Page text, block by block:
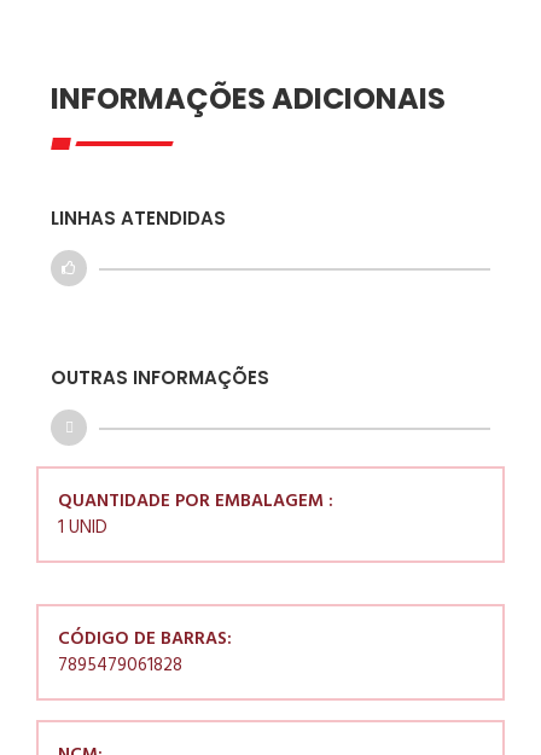
INFORMAÇÕES ADICIONAIS
LINHAS ATENDIDAS
OUTRAS INFORMAÇÕES
QUANTIDADE POR EMBALAGEM :
1 UNID
CÓDIGO DE BARRAS:
7895479061828